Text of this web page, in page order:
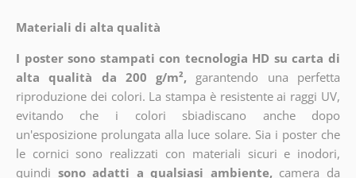
Materiali di alta qualità
I poster sono stampati con tecnologia HD su carta di
alta qualità da 200 g/m², garantendo una perfetta
riproduzione dei colori. La stampa è resistente ai raggi UV,
evitando che i colori sbiadiscano anche dopo
un'esposizione prolungata alla luce solare. Sia i poster che
le cornici sono realizzati con materiali sicuri e inodori,
quindi sono adatti a qualsiasi ambiente, camera da